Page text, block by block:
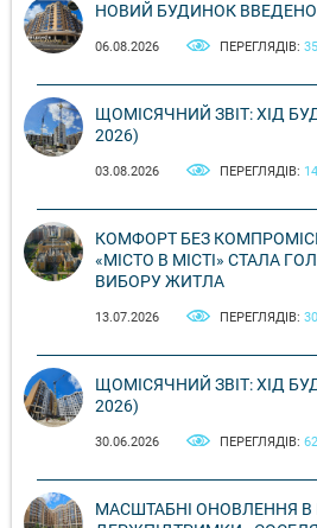
НОВИЙ БУДИНОК ВВЕДЕНО
06.08.2026 ПЕРЕГЛЯДІВ: 35
ЩОМІСЯЧНИЙ ЗВІТ: ХІД
2026)
03.08.2026 ПЕРЕГЛЯДІВ:
КОМФОРТ БЕЗ
«МІСТО В МІСТІ» СТАЛА
ВИБОРУ ЖИТЛА
13.07.2026 ПЕРЕГЛЯДІВ:
ЩОМІСЯЧНИЙ ЗВІТ: ХІД
2026)
30.06.2026 ПЕРЕГЛЯДІВ:
МАСШТАБНІ ОНОВЛЕННЯ